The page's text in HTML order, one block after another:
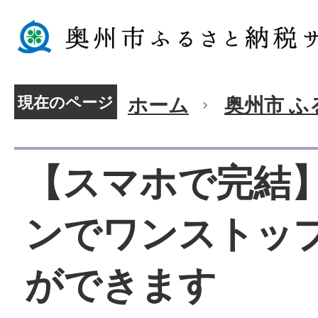
現在のページ ホーム 奥州市 ふ
【スマホで完結
ンでワンストッ
ができます